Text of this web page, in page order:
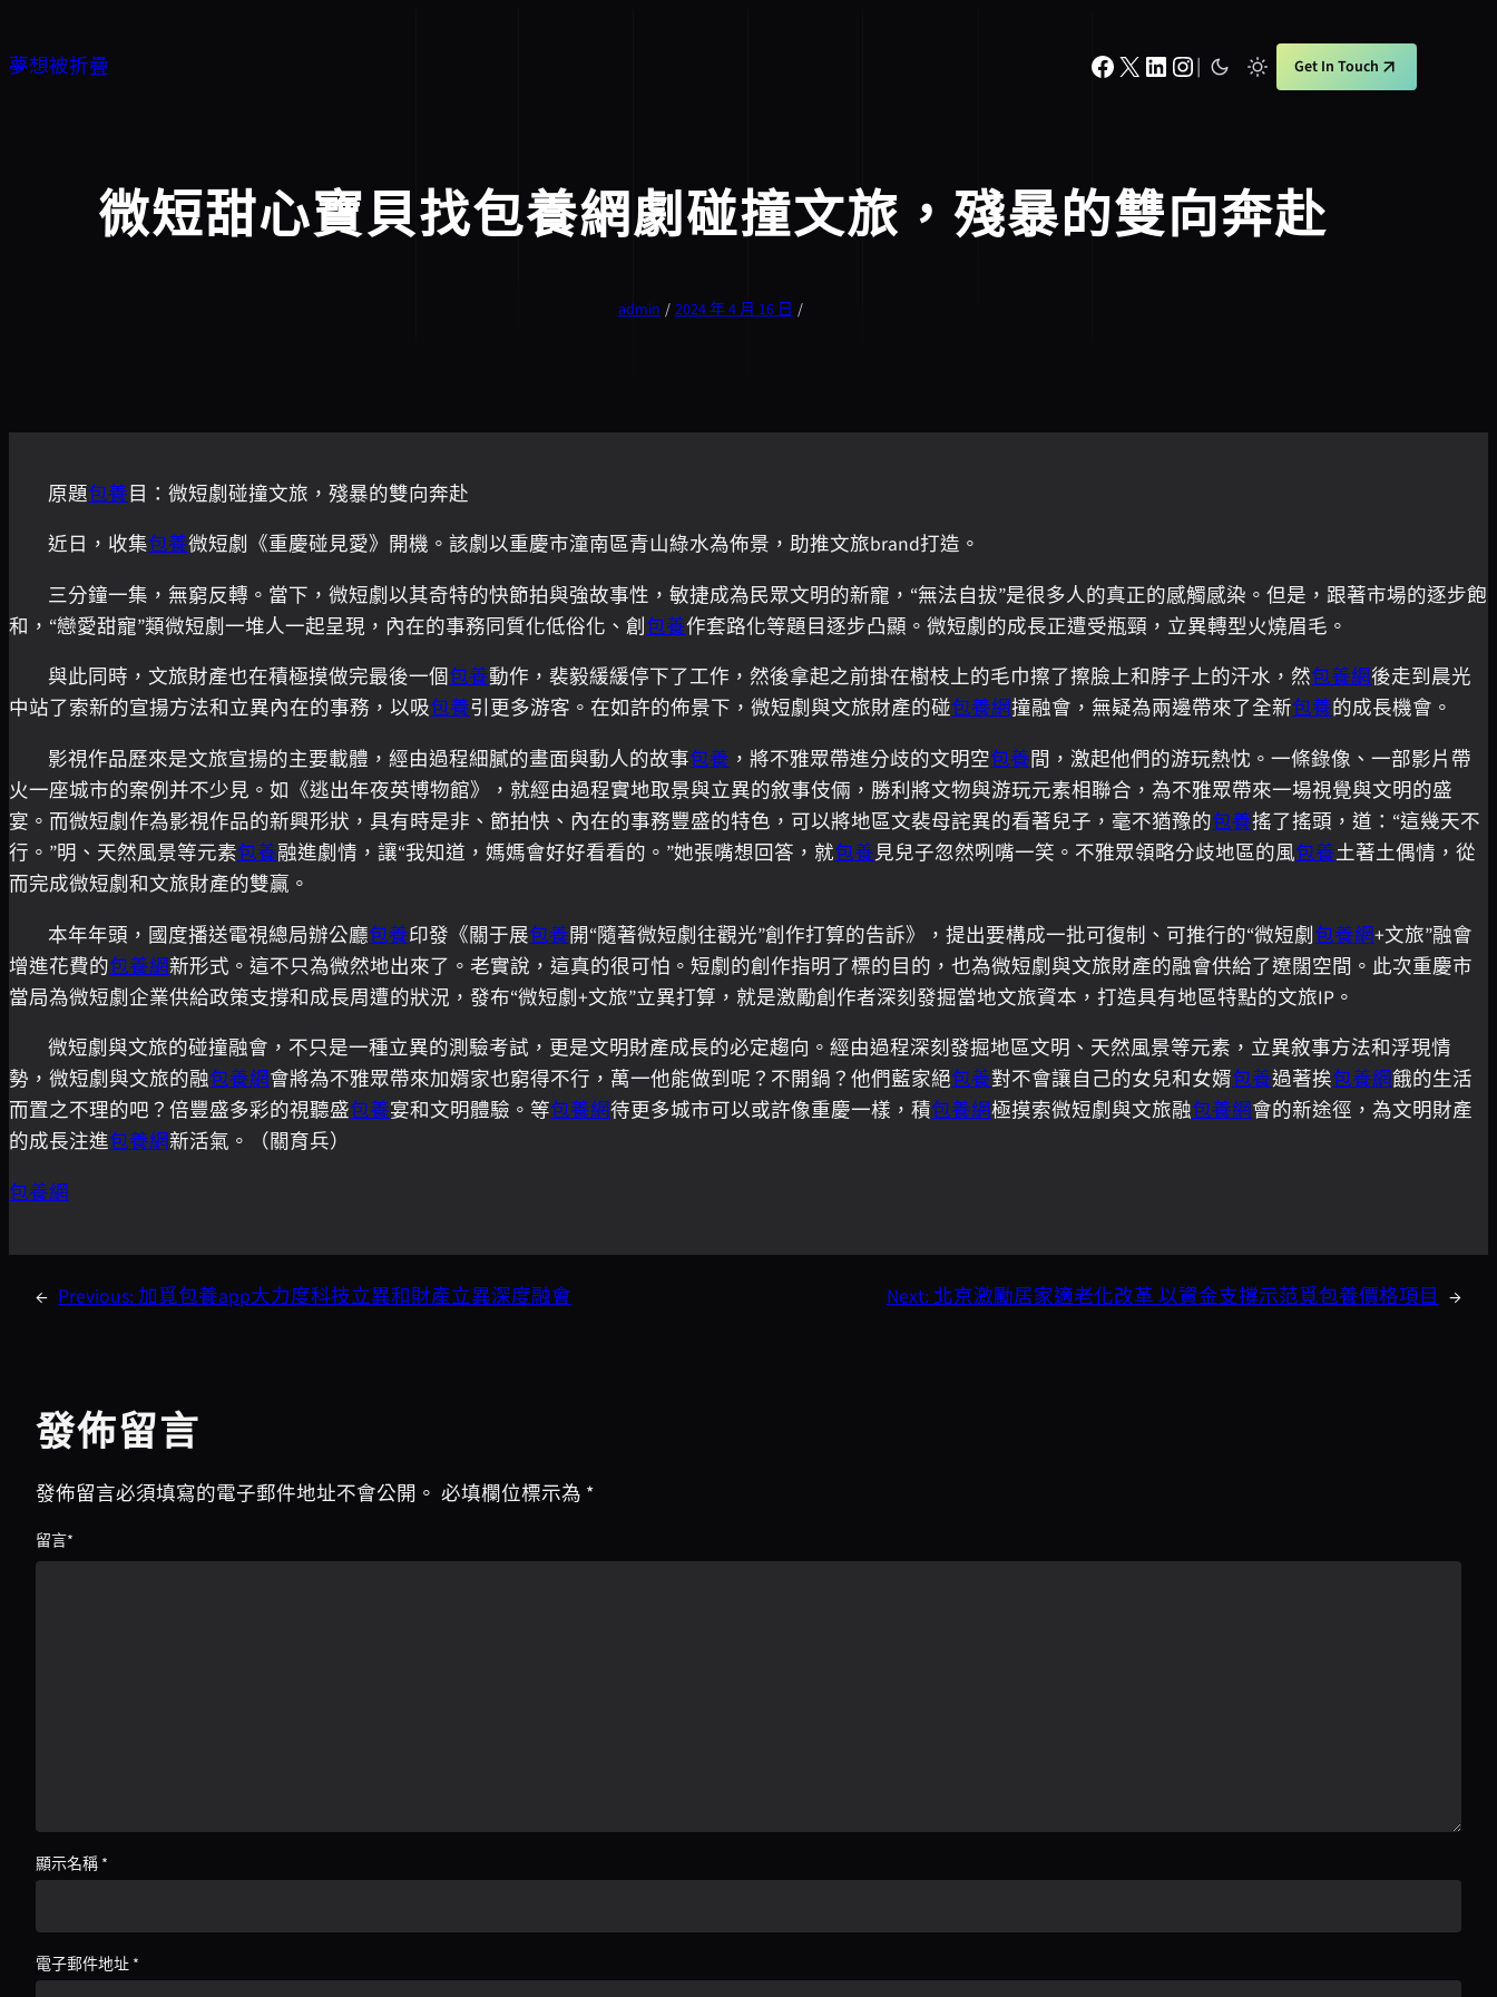
至
夢想被折疊 Facebook X LinkedIn Instagram | Get In Touch
微短甜心寶貝找包養網劇碰撞文旅，殘暴的雙向奔赴
admin / 2024 年 4 月 16 日 /
原題包養目：微短劇碰撞文旅，殘暴的雙向奔赴
近日，收集包養微短劇《重慶碰見愛》開機。該劇以重慶市潼南區青山綠水為佈景，助推文旅brand打造。
三分鐘一集，無窮反轉。當下，微短劇以其奇特的快節拍與強故事性，敏捷成為民眾文明的新寵，“無法自拔”是很多人的真正的感觸感染。但是，跟著市場的逐步飽
和，“戀愛甜寵”類微短劇一堆人一起呈現，內在的事務同質化低俗化、創包養作套路化等題目逐步凸顯。微短劇的成長正遭受瓶頸，立異轉型火燒眉毛。
與此同時，文旅財產也在積極摸做完最後一個包養動作，裴毅緩緩停下了工作，然後拿起之前掛在樹枝上的毛巾擦了擦臉上和脖子上的汗水，然包養網後走到晨光
中站了索新的宣揚方法和立異內在的事務，以吸包養引更多游客。在如許的佈景下，微短劇與文旅財產的碰包養網撞融會，無疑為兩邊帶來了全新包養的成長機會。
影視作品歷來是文旅宣揚的主要載體，經由過程細膩的畫面與動人的故事包養 ，將不雅眾帶進分歧的文明空包養間，激起他們的游玩熱忱。一條錄像、一部影片帶
火一座城市的案例并不少見。如《逃出年夜英博物館》，就經由過程實地取景與立異的敘事伎倆，勝利將文物與游玩元素相聯合，為不雅眾帶來一場視覺與文明的盛
宴。而微短劇作為影視作品的新興形狀，具有時是非、節拍快、內在的事務豐盛的特色，可以將地區文裴母詫異的看著兒子，毫不猶豫的包養搖了搖頭，道：“這幾天不
行。”明、天然風景等元素包養融進劇情，讓“我知道，媽媽會好好看看的。”她張嘴想回答，就包養見兒子忽然咧嘴一笑。不雅眾領略分歧地區的風包養土著土偶情，從
而完成微短劇和文旅財產的雙贏。
本年年頭，國度播送電視總局辦公廳包養印發《關于展包養開“隨著微短劇往觀光”創作打算的告訴》，提出要構成一批可復制、可推行的“微短劇包養網+文旅”融會
增進花費的包養網新形式。這不只為微然地出來了。老實說，這真的很可怕。短劇的創作指明了標的目的，也為微短劇與文旅財產的融會供給了遼闊空間。此次重慶市
當局為微短劇企業供給政策支撐和成長周遭的狀況，發布“微短劇+文旅”立異打算，就是激勵創作者深刻發掘當地文旅資本，打造具有地區特點的文旅IP。
微短劇與文旅的碰撞融會，不只是一種立異的測驗考試，更是文明財產成長的必定趨向。經由過程深刻發掘地區文明、天然風景等元素，立異敘事方法和浮現情
勢，微短劇與文旅的融包養網會將為不雅眾帶來加婿家也窮得不行，萬一他能做到呢？不開鍋？他們藍家絕包養對不會讓自己的女兒和女婿包養過著挨包養網餓的生活
而置之不理的吧？倍豐盛多彩的視聽盛包養宴和文明體驗。等包養網待更多城市可以或許像重慶一樣，積包養網極摸索微短劇與文旅融包養網會的新途徑，為文明財產
的成長注進包養網新活氣。（關育兵）
包養網
← Previous:加覓包養app大力度科技立異和財產立異深度融會 Next:北京激勵居家適老化改革 以資金支撐示范覓包養價格項目 →
發佈留言
發佈留言必須填寫的電子郵件地址不會公開。 必填欄位標示為 *
留言*
顯示名稱 *
電子郵件地址 *